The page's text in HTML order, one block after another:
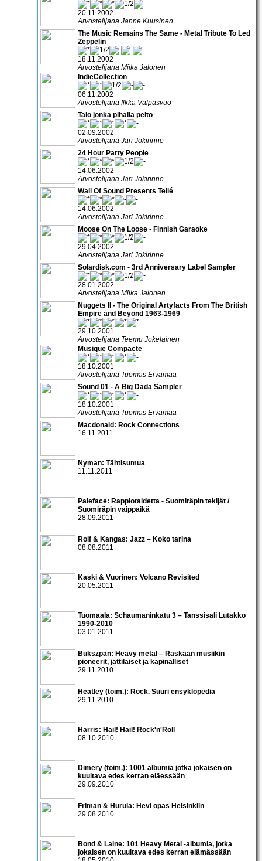
20.11.2002
Arvostelijana Janne Kuusinen
The Music Remains The Same - Metal Tribute To Led
Zeppelin
18.11.2002
Arvostelijana Miika Jalonen
IndieCollection
06.11.2002
Arvostelijana Ilkka Valpasvuo
Talo jonka pihalla pelto
02.09.2002
Arvostelijana Jari Jokirinne
24 Hour Party People
14.06.2002
Arvostelijana Jari Jokirinne
Wall Of Sound Presents Tellé
14.06.2002
Arvostelijana Jari Jokirinne
Moose On The Loose - Finnish Garaoke
29.04.2002
Arvostelijana Jari Jokirinne
Solardisk.com - 3rd Anniversary Label Sampler
28.01.2002
Arvostelijana Miika Jalonen
Nuggets II - The Original Artyfacts From The British
Empire and Beyond 1963-1969
29.10.2001
Arvostelijana Teemu Jokelainen
Musique Compacte
18.10.2001
Arvostelijana Tuomas Ervamaa
Sound 01 - A Big Dada Sampler
18.10.2001
Arvostelijana Tuomas Ervamaa
Macdonald: Rock Connections
16.11.2011
Nyman: Tähtisumua
11.11.2011
Paleface: Rappiotaidetta - Suomiräpin tekijät /
Suomiräpin vaippaikä
28.09.2011
Rolf & Kangas: Jazz – Koko tarina
08.08.2011
Kaski & Vuorinen: Volcano Revisited
20.05.2011
Tuomaala: Schaumaninkatu 3 – Tanssisali Lutakko
1990­-2010
03.01.2011
Bukszpan: Heavy metal – Raskaan musiikin
pioneerit, jättiläiset ja kapinalliset
29.11.2010
Heatley (toim.): Rock. Suuri ensyklopedia
29.11.2010
Harris: Hail! Hail! Rock'n'Roll
08.10.2010
Dimery (toim.): 1001 albumia jotka jokaisen on
kuultava edes kerran eläessään
29.09.2010
Friman & Hurula: Hevi opas Helsinkiin
29.08.2010
Bond & Laine: 101 Heavy Metal -albumia, jotka
jokaisen on kuultava edes kerran elämässään